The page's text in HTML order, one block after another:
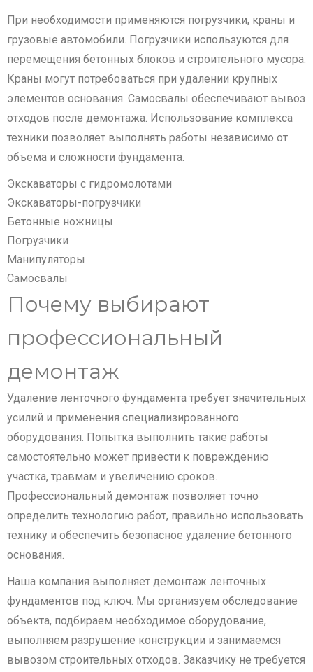
При необходимости применяются погрузчики, краны и
грузовые автомобили. Погрузчики используются для
перемещения бетонных блоков и строительного мусора.
Краны могут потребоваться при удалении крупных
элементов основания. Самосвалы обеспечивают вывоз
отходов после демонтажа. Использование комплекса
техники позволяет выполнять работы независимо от
объема и сложности фундамента.
Экскаваторы с гидромолотами
Экскаваторы-погрузчики
Бетонные ножницы
Погрузчики
Манипуляторы
Самосвалы
Почему выбирают
профессиональный
демонтаж
Удаление ленточного фундамента требует значительных
усилий и применения специализированного
оборудования. Попытка выполнить такие работы
самостоятельно может привести к повреждению
участка, травмам и увеличению сроков.
Профессиональный демонтаж позволяет точно
определить технологию работ, правильно использовать
технику и обеспечить безопасное удаление бетонного
основания.
Наша компания выполняет демонтаж ленточных
фундаментов под ключ. Мы организуем обследование
объекта, подбираем необходимое оборудование,
выполняем разрушение конструкции и занимаемся
вывозом строительных отходов. Заказчику не требуется